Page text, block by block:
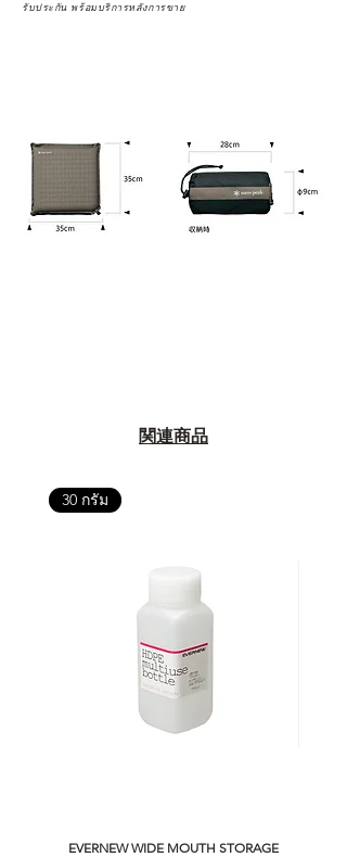
รับประกัน พร้อมบริการหลังการขาย
関連商品
30 กรัม
EVERNEW WIDE MOUTH STORAGE